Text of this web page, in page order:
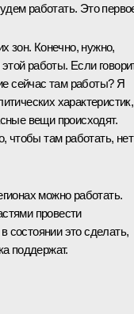
работать. Это
зон. Конечно, нужно,
работы. Если
сейчас там работы? Я
характеристик,
вещи происходят.
чтобы там работать, нет
можно работать.
провести
состоянии это сделать,
поддержат.